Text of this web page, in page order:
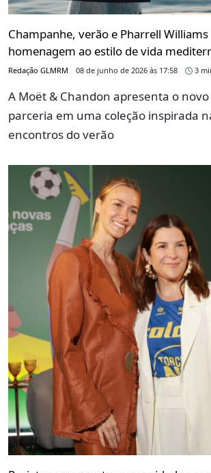
Champanhe, verão e Pharrell
homenagem ao estilo de vida
Redação GLMRM 08 de junho de 2026 às 17:58 3
A Moët & Chandon apresenta o
parceria em uma coleção inspirada
encontros do verão